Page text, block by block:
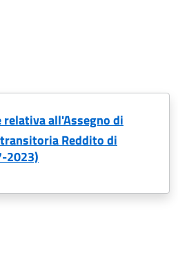
relativa all'Assegno di
transitoria Reddito di
2023)